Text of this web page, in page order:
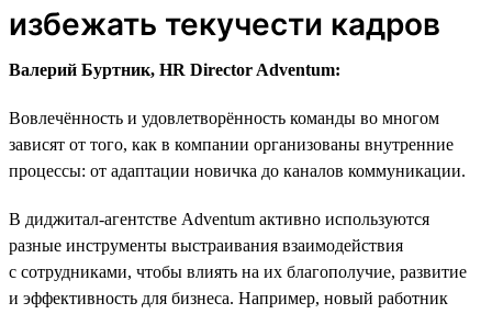
избежать текучести кадров
Валерий Буртник, HR Director Adventum:
Вовлечённость и удовлетворённость команды во многом
зависят от того, как в компании организованы внутренние
процессы: от адаптации новичка до каналов коммуникации.
В диджитал-агентстве Adventum активно используются
разные инструменты выстраивания взаимодействия
с сотрудниками, чтобы влиять на их благополучие, развитие
и эффективность для бизнеса. Например, новый работник